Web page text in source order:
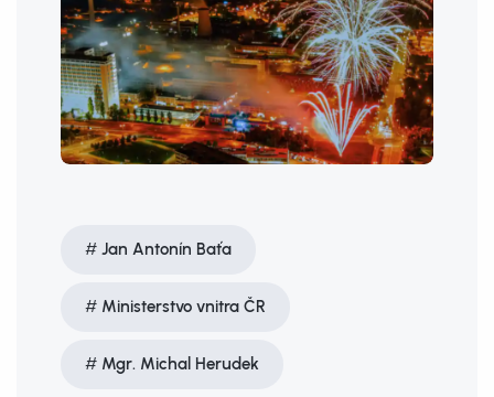
Jan Antonín Baťa
Ministerstvo vnitra ČR
Mgr. Michal Herudek